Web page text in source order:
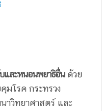
และหนอนพยาธิอื่นด้วย
มโรค กระทรวง
าวิทยาศาสตร์ และ